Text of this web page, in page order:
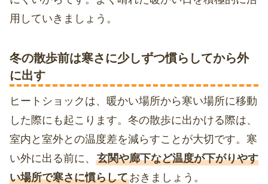
用していきましょう。
冬の散歩前は寒さに少しずつ慣らしてから外
に出す
ヒートショックは、暖かい場所から寒い場所に移動
した際にも起こります。冬の散歩に出かける際は、
室内と室外との温度差を減らすことが大切です。寒
い外に出る前に、 玄関や廊下など温度が下がりやす
い場所で寒さに慣らしておきましょう。